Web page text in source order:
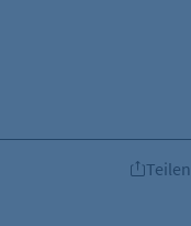
Teilen